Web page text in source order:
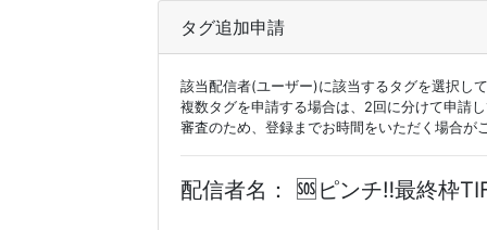
タグ追加申請
該当配信者(ユーザー)に該当するタグを選択し
複数タグを申請する場合は、2回に分けて申請
審査のため、登録までお時間をいただく場合が
配信者名： 🆘ピンチ‼️最終枠